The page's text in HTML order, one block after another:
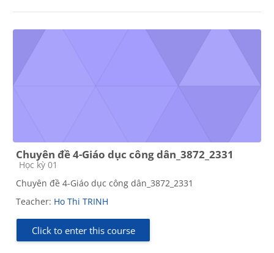
Chuyên đề 4-Giáo dục công dân_3872_2331
Course category
Học kỳ 01
Chuyên đề 4-Giáo dục công dân_3872_2331
Teacher: Ho Thi TRINH
Click to enter this course